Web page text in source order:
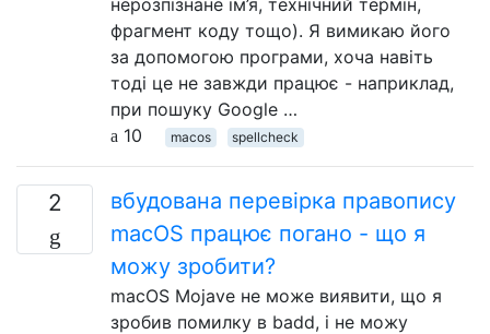
фрагмент коду тощо). Я вимикаю його
за допомогою програми, хоча навіть
тоді це не завжди працює - наприклад,
при пошуку Google …
10
macos spellcheck
2
вбудована перевірка правопису
macOS працює погано - що я
можу зробити?
macOS Mojave не може виявити, що я
зробив помилку в badd, і не можу